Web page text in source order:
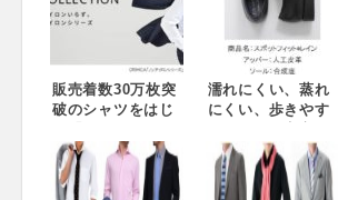
2018年6月9日
（土）より、ＯＲ
ＩＨＩＣＡ限定34
店舗にて販売開始
～
た着心地”を両立し
た女性のクールビ
ズアイテム～
販売着数30万枚突
破のシャツをはじ
シリーズ」を強
化！クールビズに
向け、アイロンが
濡れにくい、蒸れ
にくい、歩きやす
防水機能が付いた
ビジネスシューズ
「スポットフィッ